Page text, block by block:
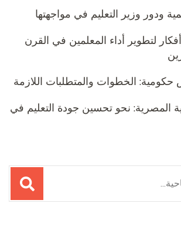
ودور وزير التعليم في مواجهتها
لتطوير أداء المعلمين في القرن
الخطوات والمتطلبات اللازمة
المصرية: نحو تحسين جودة التعليم في